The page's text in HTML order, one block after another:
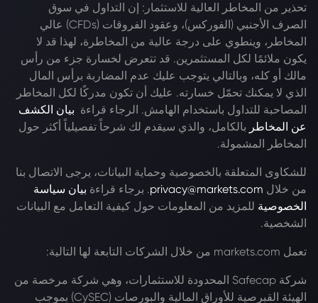
تحذير من المخاطر العالية للاستثمار: إن التداول في سوق
الصرف الأجنبي (الفوركس)، وعقود الفروقات (CFDs) عالي
المخاطر، وينطوي على درجة عالية من المخاطرة، لهذا قد لا
يكون ملائمًا لكل المستثمرين. قد تتعرض لخسارة جزء من رأس
مالك أو كله، وبالتالي يتوجب عليك عدم المضاربة برأس المال
الذي لا يمكنك تحمّل خسارته. عليك أن تكون مدركًا لكل المخاطر
المصاحبة للتداول باستخدام الهامش. الرجاء قراءة بيان الكشف
عن المخاطر بالكامل، والذي سيقدم لك شرحاً تفصيلياً أكثر حول
المخاطر المشمولة.
للشكاوى المتعلقة بالخصوصية وحماية البيانات، يرجى الاتصال بنا
من خلال privacy@markets.com. برجاء قراءة بيان سياسة
الخصوصية للمزيد من المعلومات حول كيفية التعامل مع البيانات
الشخصية.
تعمل markets.com من خلال الشركات التابعة لها التالية:
شركة Safecap المحدودة للاستثمارات، وهي شركة مرخصة من
الهيئة القبرصية للأوراق المالية والبورصات (CySEC) بموجب